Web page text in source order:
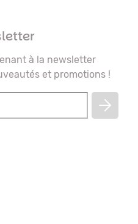
à la newsletter
et promotions !